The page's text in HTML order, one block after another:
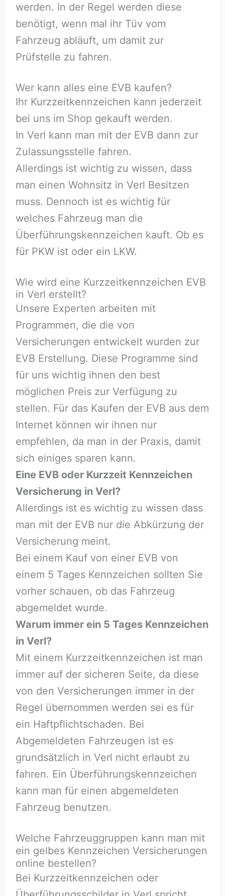
werden. In der Regel werden diese
benötigt, wenn mal ihr Tüv vom
Fahrzeug abläuft, um damit zur
Prüfstelle zu fahren.
Wer kann alles eine EVB kaufen?
Ihr Kurzzeitkennzeichen kann jederzeit
bei uns im Shop gekauft werden.
In Verl kann man mit der EVB dann zur
Zulassungsstelle fahren.
Allerdings ist wichtig zu wissen, dass
man einen Wohnsitz in Verl Besitzen
muss. Dennoch ist es wichtig für
welches Fahrzeug man die
Überführungskennzeichen kauft. Ob es
für PKW ist oder ein LKW.
Wie wird eine Kurzzeitkennzeichen EVB
in Verl erstellt?
Unsere Experten arbeiten mit
Programmen, die die von
Versicherungen entwickelt wurden zur
EVB Erstellung. Diese Programme sind
für uns wichtig ihnen den best
möglichen Preis zur Verfügung zu
stellen. Für das Kaufen der EVB aus dem
Internet können wir ihnen nur
empfehlen, da man in der Praxis, damit
sich einiges sparen kann.
Eine EVB oder Kurzzeit Kennzeichen
Versicherung in Verl?
Allerdings ist es wichtig zu wissen dass
man mit der EVB nur die Abkürzung der
Versicherung meint.
Bei einem Kauf von einer EVB von
einem 5 Tages Kennzeichen sollten Sie
vorher schauen, ob das Fahrzeug
abgemeldet wurde.
Warum immer ein 5 Tages Kennzeichen
in Verl?
Mit einem Kurzzeitkennzeichen ist man
immer auf der sicheren Seite, da diese
von den Versicherungen immer in der
Regel übernommen werden sei es für
ein Haftpflichtschaden. Bei
Abgemeldeten Fahrzeugen ist es
grundsätzlich in Verl nicht erlaubt zu
fahren. Ein Überführungskennzeichen
kann man für einen abgemeldeten
Fahrzeug benutzen.
Welche Fahrzeuggruppen kann man mit
ein gelbes Kennzeichen Versicherungen
online bestellen?
Bei Kurzzeitkennzeichen oder